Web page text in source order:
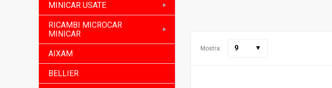
MINICAR USATE
RICAMBI MICROCAR
MINICAR
AIXAM
BELLIER
Mostra: 9